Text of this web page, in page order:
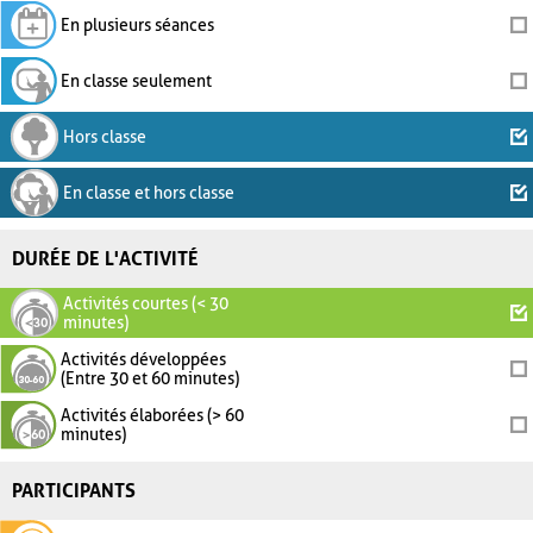
En plusieurs séances
En classe seulement
Hors classe
En classe et hors classe
DURÉE DE L'ACTIVITÉ
Activités courtes (< 30
minutes)
Activités développées
(Entre 30 et 60 minutes)
Activités élaborées (> 60
minutes)
PARTICIPANTS